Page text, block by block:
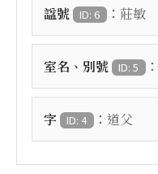
諡號 ID: 6 ： 莊敏
室名、別號 ID: 5 ：
字 ID: 4 ： 道父